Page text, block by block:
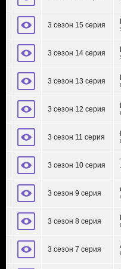
3 сезон 15 серия
3 сезон 14 серия
3 сезон 13 серия
3 сезон 12 серия
3 сезон 11 серия
3 сезон 10 серия
3 сезон 9 серия
3 сезон 8 серия
3 сезон 7 серия